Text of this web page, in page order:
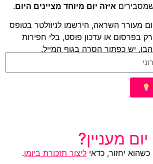
איזה יום מיוחד מציינים היום.
מעורר השראה, הירשמו לניוזלטר בטופס
בפרסום או עדכון פוסט, בלי חפירות
יש כפתור הסרה בגוף המייל.
מעניין?
יחזור, כדאי ליצור תזכורת ביומן.